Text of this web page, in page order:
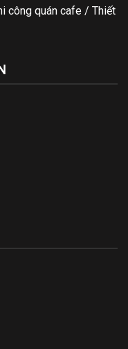
công quán cafe / Thiết